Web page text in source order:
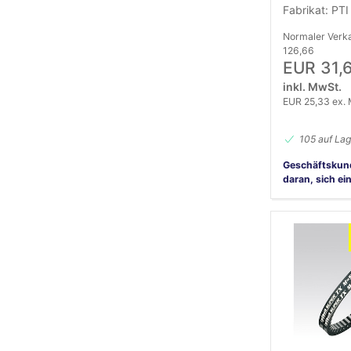
Fabrikat: PTI
Normaler
126,66
EUR
inkl. MwSt.
EUR 25,33 ex.
105 auf
daran, sich